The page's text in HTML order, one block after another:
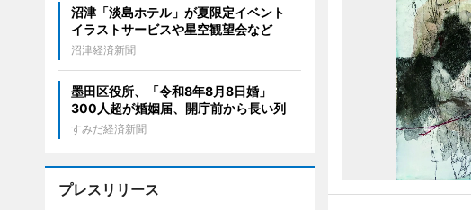
沼津「淡島ホテル」が夏限定イベント
イラストサービスや星空観望会など
沼津経済新聞
墨田区役所、「令和8年8月8日婚」
300人超が婚姻届、開庁前から長い列
すみだ経済新聞
プレスリリース